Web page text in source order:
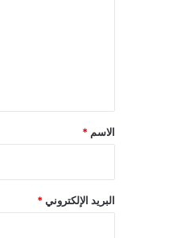
*
الاسم *
البريد الإلكتروني *